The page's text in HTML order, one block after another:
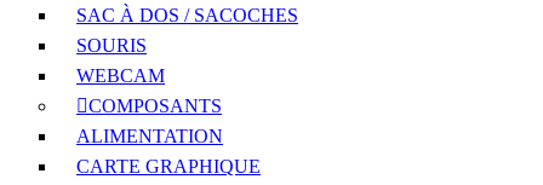
SAC À DOS / SACOCHES
SOURIS
WEBCAM
COMPOSANTS
ALIMENTATION
CARTE GRAPHIQUE